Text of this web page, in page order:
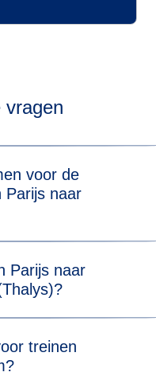
vragen
voor de
Parijs naar
van je Eurostar
aanwezig te zijn.
Parijs naar
treinen